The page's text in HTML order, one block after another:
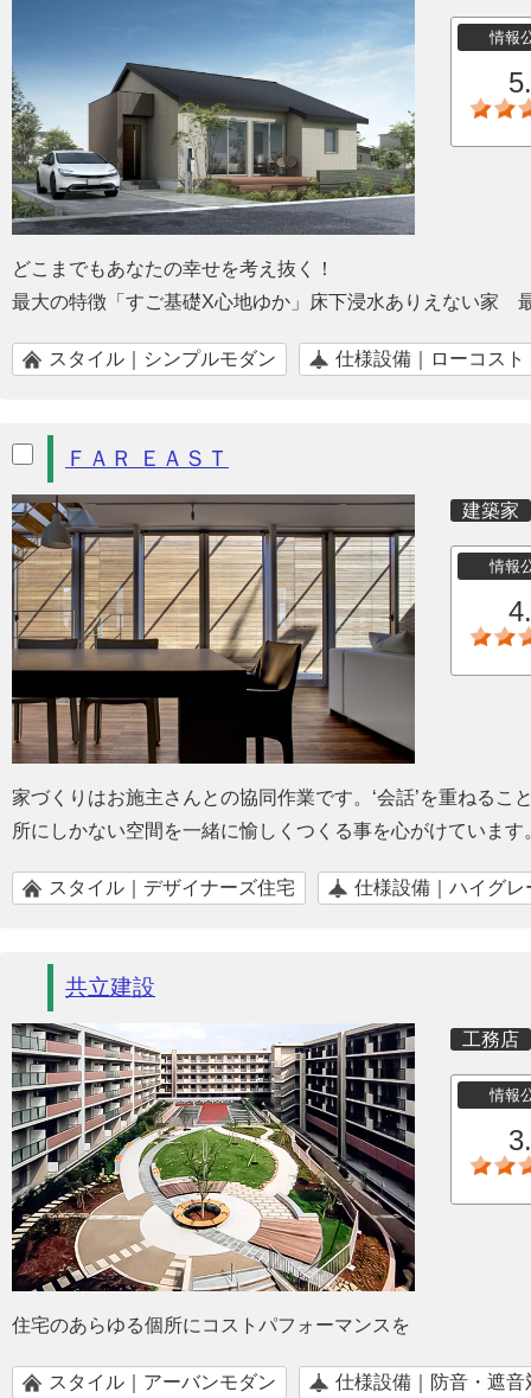
情報
どこまでもあなたの幸せを考え抜く！
最大の特徴「すご基礎X心地ゆか」床下浸水ありえない
スタイル｜シンプルモダン 仕様設備｜ローコスト
ＦＡＲ ＥＡＳＴ
建築家
情報
家づくりはお施主さんとの協同作業です。‘会話’を重ねる
所にしかない空間を一緒に愉しくつくる事を心がけています
スタイル｜デザイナーズ住宅 仕様設備｜ハイグレ
共立建設
工務店
情報
住宅のあらゆる個所にコストパフォーマンスを
スタイル｜アーバンモダン 仕様設備｜防音・遮音